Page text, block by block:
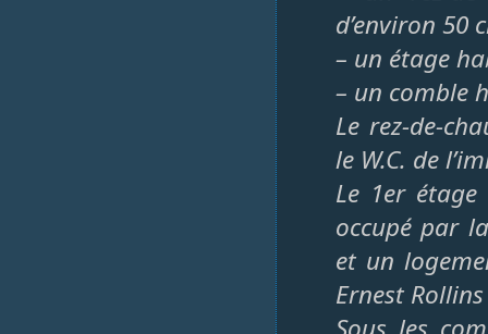
d’environ 50
– un étage
– un comble
Le rez-de-
le W.C. de
Le 1er
occupé par
et un
Ernest